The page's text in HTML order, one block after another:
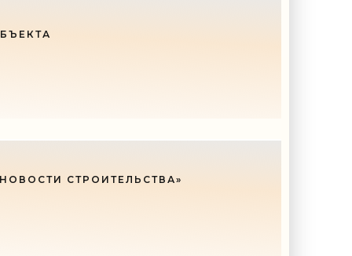
СТРОИТЕЛЬСТВА»